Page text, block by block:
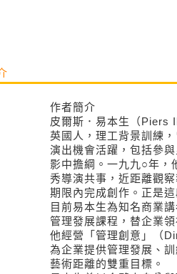
作者簡介
皮爾斯．易本生（Piers
英國人，理工背景訓練
演出機會活躍，包括參
影中擔綱。一九九○年，
秀導演共事，近距離觀
期限內完成創作。正是
目前易本生為知名商業
管理發展課程，替企業
他經營「管理創意」（
為企業提供管理發展、
藝術距離的雙重目標。